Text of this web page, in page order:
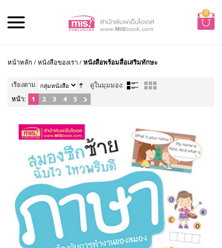
0
หน้าหลัก /หนังสือของเรา /หนังสือพร้อมสื่อเสริมทักษะ
เรียงตาม
ดูในมุมมอง:
หน้า:
1 2 3 4 5